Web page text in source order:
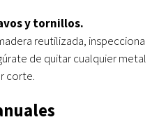
y tornillos.
reutilizada, inspecciona
de quitar cualquier metal
corte.